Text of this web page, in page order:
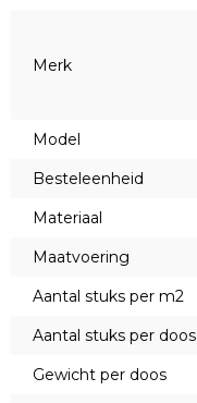
Merk
Model
Besteleenheid
Materiaal
Maatvoering
Aantal stuks per m2
Aantal stuks per doos
Gewicht per doos